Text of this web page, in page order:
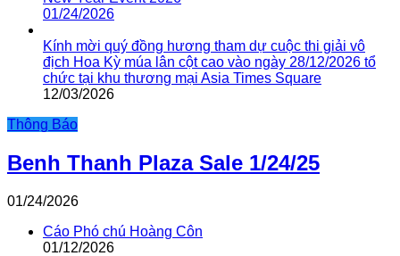
01/24/2026
Kính mời quý đồng hương tham dự cuộc thi giải vô
địch Hoa Kỳ múa lân cột cao vào ngày 28/12/2026 tổ
chức tại khu thương mại Asia Times Square
12/03/2026
Thông Báo
Benh Thanh Plaza Sale 1/24/25
01/24/2026
Cáo Phó chú Hoàng Côn
01/12/2026